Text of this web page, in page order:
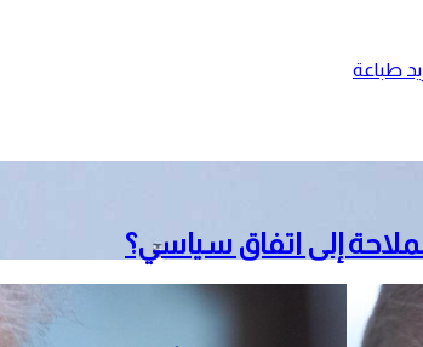
طباعة
إلى اتفاق سياسي؟